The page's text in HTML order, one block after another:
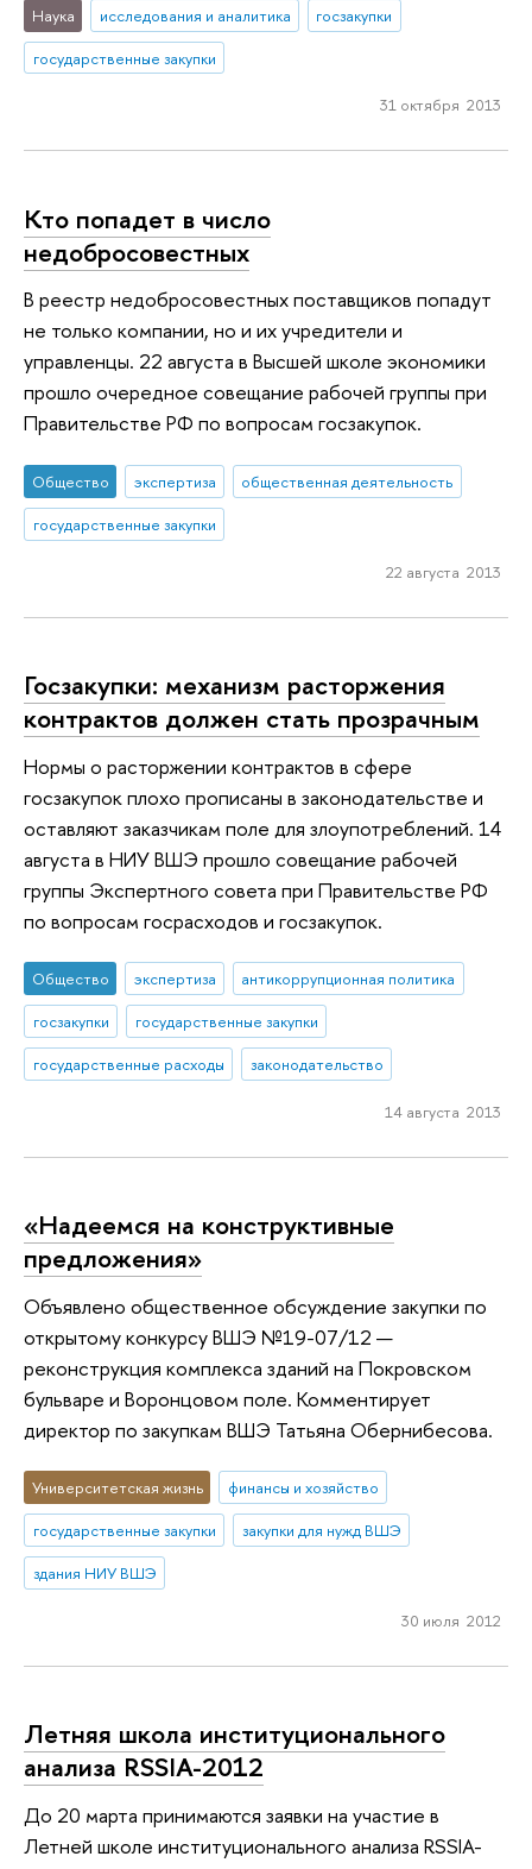
Наука исследования и аналитика
госзакупки
государственные закупки
31 октября 2013
Кто попадет в число
недобросовестных
В реестр недобросовестных поставщиков попадут
не только компании, но и их учредители и
управленцы. 22 августа в Высшей школе экономики
прошло очередное совещание рабочей группы при
Правительстве РФ по вопросам госзакупок.
Общество экспертиза
общественная деятельность
государственные закупки
22 августа 2013
Госзакупки: механизм расторжения
контрактов должен стать прозрачным
Нормы о расторжении контрактов в сфере
госзакупок плохо прописаны в законодательстве и
оставляют заказчикам поле для злоупотреблений. 14
августа в НИУ ВШЭ прошло совещание рабочей
группы Экспертного совета при Правительстве РФ
по вопросам госрасходов и госзакупок.
Общество экспертиза
антикоррупционная политика
госзакупки
государственные закупки
государственные расходы
законодательство
14 августа 2013
«Надеемся на конструктивные
предложения»
Объявлено общественное обсуждение закупки по
открытому конкурсу ВШЭ №19-07/12 —
реконструкция комплекса зданий на Покровском
бульваре и Воронцовом поле. Комментирует
директор по закупкам ВШЭ Татьяна Обернибесова.
Университетская жизнь
финансы и хозяйство
государственные закупки
закупки для нужд ВШЭ
здания НИУ ВШЭ
30 июля 2012
Летняя школа институционального
анализа RSSIA-2012
До 20 марта принимаются заявки на участие в
Летней школе институционального анализа RSSIA-